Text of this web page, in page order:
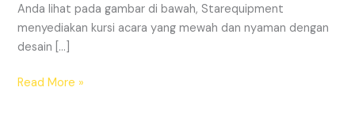
Anda lihat pada gambar di bawah, Starequipment
menyediakan kursi acara yang mewah dan nyaman dengan
desain […]
SEWA
Read More »